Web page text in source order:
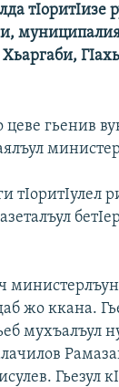
тIоритIизе
цеве гьенив
тIоритIулел
жо ккана.
мухъалъул
Гьезул